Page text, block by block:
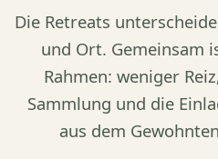
Die Retreats
und Ort. Gemeinsam
Rahmen: weniger
Sammlung und die
aus dem